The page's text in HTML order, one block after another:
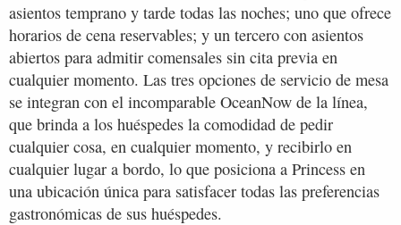
asientos temprano y tarde todas las noches; uno que ofrece
horarios de cena reservables; y un tercero con asientos
abiertos para admitir comensales sin cita previa en
cualquier momento. Las tres opciones de servicio de mesa
se integran con el incomparable OceanNow de la línea,
que brinda a los huéspedes la comodidad de pedir
cualquier cosa, en cualquier momento, y recibirlo en
cualquier lugar a bordo, lo que posiciona a Princess en
una ubicación única para satisfacer todas las preferencias
gastronómicas de sus huéspedes.